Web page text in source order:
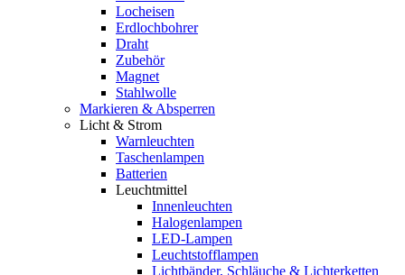
Locheisen
Erdlochbohrer
Draht
Zubehör
Magnet
Stahlwolle
Markieren & Absperren
Licht & Strom
Warnleuchten
Taschenlampen
Batterien
Leuchtmittel
Innenleuchten
Halogenlampen
LED-Lampen
Leuchtstofflampen
Lichtbänder, Schläuche & Lichterketten